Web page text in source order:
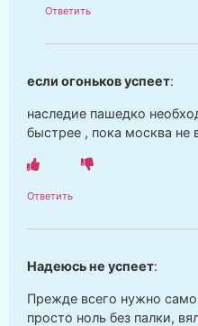
Ответить
если огоньков успеет:
наследие пашедко
быстрее , пока москва не
Ответить
Надеюсь не успеет:
Прежде всего нужно
просто ноль без палки,